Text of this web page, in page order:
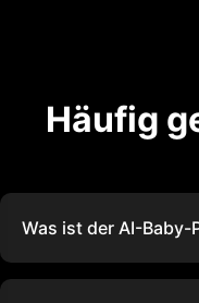
Häufig
Was ist der AI-